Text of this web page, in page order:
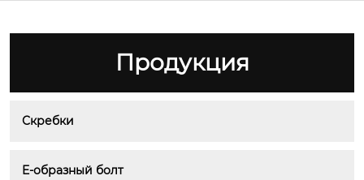
Продукция
Скребки
E-образный болт